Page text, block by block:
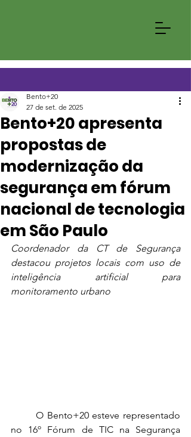
Bento+20 apresenta
propostas de
modernização da
segurança em fórum
nacional de tecnologia
em São Paulo
Bento+20
27 de set. de 2025
Coordenador da CT de Segurança
destacou projetos locais com uso de
inteligência artificial para
monitoramento urbano
no 16º Fórum de TIC na Segurança